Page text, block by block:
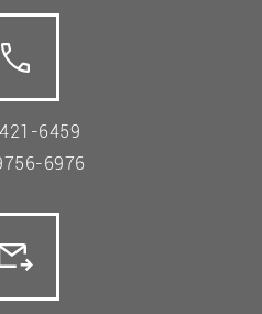
6459
6976